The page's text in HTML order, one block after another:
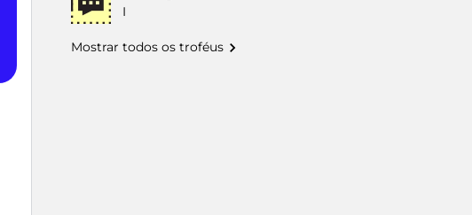
I
Mostrar todos os troféus